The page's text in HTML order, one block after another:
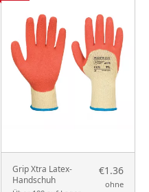
Grip Xtra Latex-
Handschuh
€1.36
ohne